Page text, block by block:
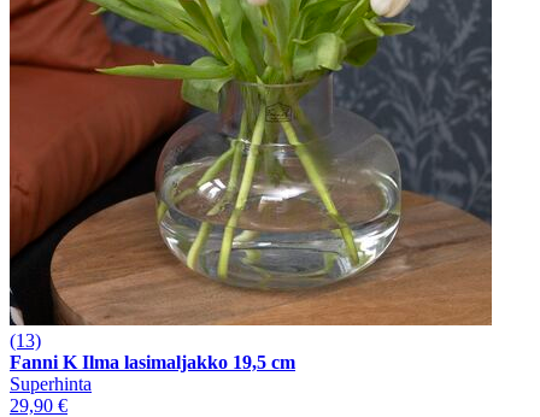
(13)
Fanni K Ilma lasimaljakko 19,5 cm
Superhinta
29,90 €